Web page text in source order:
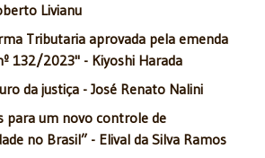
Livianu
Tributaria aprovada pela emenda
132/2023" - Kiyoshi Harada
da justiça - José Renato Nalini
para um novo controle de
no Brasil” - Elival da Silva Ramos